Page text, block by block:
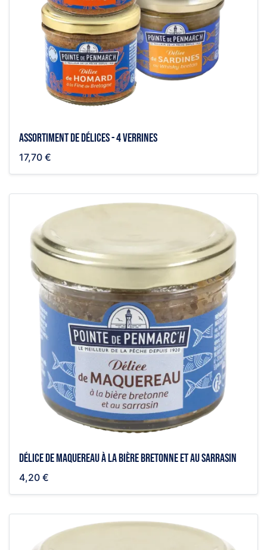
Assortiment de délices - 4 verrines
17,70 €
Délice de maquereau à la bière bretonne et au sarrasin
4,20 €